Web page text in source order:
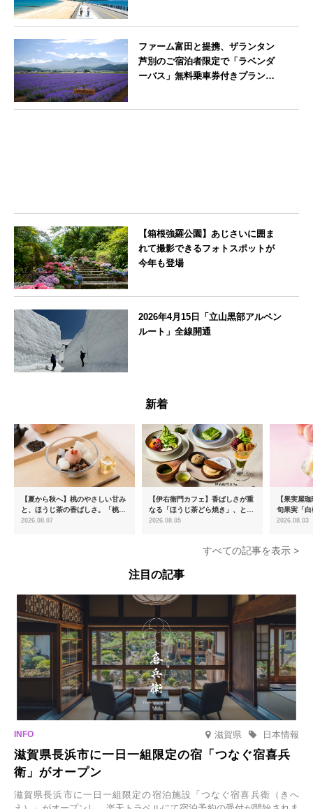
ファーム富田と提携、ザランタン
芦別のご宿泊者限定で「ラベンダ
ーバス」無料乗車券付きプランを
【箱根強羅公園】あじさいに囲ま
れて撮影できるフォトスポットが
今年も登場
2026年4月15日「立山黒部アルペン
ルート」全線開通
新着
【夏から秋へ】桃のやさしい甘み
と、ほうじ茶の香ばしさ。「桃と
ほうじ茶のあんみつ」を8月中旬
2026.08.07
【伊右衛門カフェ】香ばしさが重
なる「ほうじ茶どら焼き」、とろ
ける「宇治抹茶ティラミス」が新
2026.08.05
【果実屋
旬果実「
限定販売
2026.08.03
すべての記事を表示 >
注目の記事
滋賀県 日本情報
滋賀県長浜市に一日一組限定の宿「つなぐ宿喜兵
衛」がオープン
滋賀県長浜市に一日一組限定の宿泊施設「つなぐ宿喜兵衛（きへ